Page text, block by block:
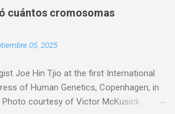
que utilizamos fueron: - Células
bucal. A continuación os
a cabo esta practica: 1. Con el extremo
palillo vamos a rasparnos suavemente la
interior de nuestro carrillo. 2. Después
cuántos cromosomas
05, 2025
Joe Hin Tjio at the first International
of Human Genetics, Copenhagen, in
Photo courtesy of Victor McKusick